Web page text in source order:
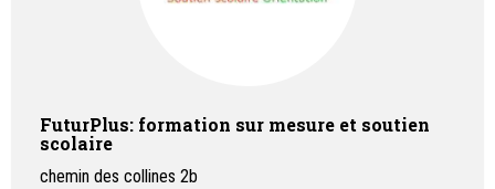
FuturPlus: formation sur mesure et soutien
scolaire
chemin des collines 2b